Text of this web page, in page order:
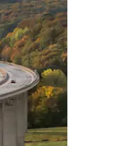
prstom po